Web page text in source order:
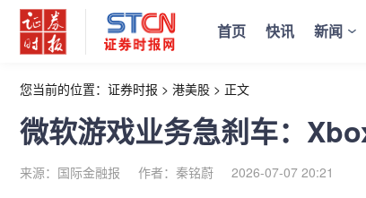
首页 快讯 新闻
您当前的位置： 证券时报 > 港美股 > 正文
微软游戏业务急刹车：
来源：国际金融报 作者：秦铭蔚 2026-07-07 20:21